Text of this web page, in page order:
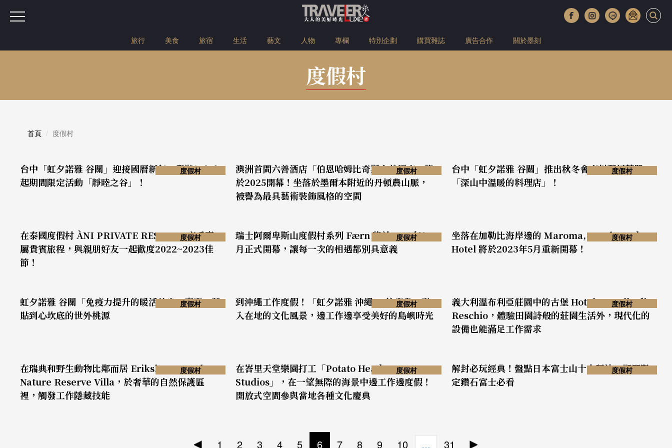
旅行 美食 旅宿 生活 藝文 人物 專欄 特別企劃 購買雜誌 廣告合作 關於墨刻
度假村
首頁 度假村
台中「虹夕諾雅 谷關」迎接國曆新年，舉辦12/26
起期間限定活動「靜睦之谷」！
度假村
澳洲首間六善酒店「伯恩哈姆比奇斯六善酒店」將
於2025開幕！坐落於墨爾本附近的丹頓農山脈，
被譽為最具藝術裝飾風格的空間
度假村
台中「虹夕諾雅 谷關」推出秋冬會席料理新菜單
「深山中溫暖的料理店」！
度假村
在泰國度假村 ÀNI PRIVATE RESORTS 享受專
屬貴賓旅程，與親朋好友一起歡度2022~2023佳
節！
度假村
瑞士阿爾卑斯山度假村系列 Færn 將於2022年12
月正式開幕，讓每一次的相遇都別具意義
度假村
坐落在加勒比海岸邊的 Maroma, A Belmond
Hotel 將於2023年5月重新開幕！
度假村
虹夕諾雅 谷關「免疫力提升的暖活益身」專案，體
貼到心坎底的世外桃源
度假村
到沖繩工作度假！「虹夕諾雅 沖繩 & 竹富島」融
入在地的文化風景，邊工作邊享受美好的島嶼時光
度假村
義大利溫布利亞莊園中的古堡 Hotel Castello di
Reschio，體驗田園詩般的莊園生活外，現代化的
設備也能滿足工作需求
度假村
在瑞典和野生動物比鄰而居 Eriksberg Hotel &
Nature Reserve Villa，於奢華的自然保護區
裡，觸發工作隱藏技能
度假村
在峇里天堂樂園打工「Potato Head
Studios」，在一望無際的海景中邊工作邊度假！
開放式空間參與當地各種文化慶典
度假村
解封必玩經典！盤點日本富士山十大玩法，期間限
定鑽石富士必看
度假村
1 2 3 4 5 6 7 8 9 10 … 31